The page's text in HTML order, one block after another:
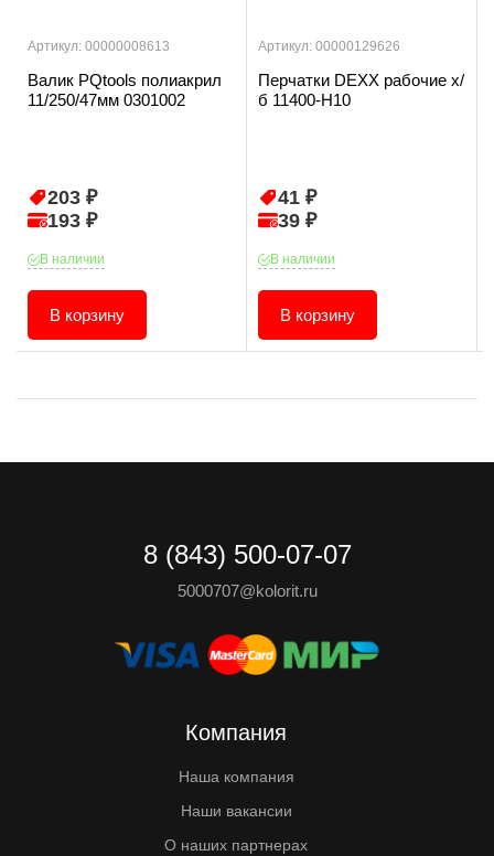
Артикул: 00000008613
Валик PQtools полиакрил
11/250/47мм 0301002
203 ₽
193 ₽
В наличии
В корзину
Артикул: 00000129626
Перчатки DEXX рабочие х/
б 11400-Н10
41 ₽
39 ₽
В наличии
В корзину
8 (843) 500-07-07
5000707@kolorit.ru
Компания
Наша компания
Наши вакансии
О наших партнерах